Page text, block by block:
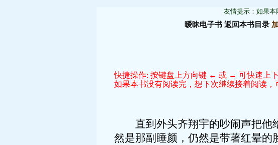
友情提示：如果本
暧昧电子书 返回本书目录
快捷操作: 按键盘上方向键 ← 或 → 可快速上
如果本书没有阅读完，想下次继续接着阅读
直到外头齐翔宇的吵闹声把他
然是那副睡颜，仍然是带著红晕的